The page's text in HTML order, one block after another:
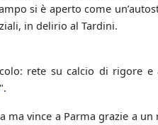
si è aperto come
in delirio al Tardini.
rete su calcio di rigore e
".
vince a Parma grazie a un